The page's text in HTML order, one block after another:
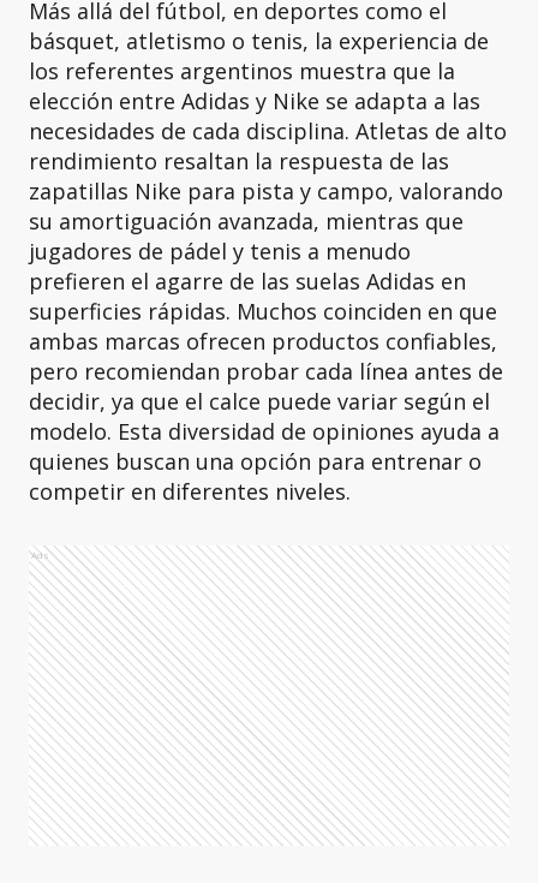
Más allá del fútbol, en deportes como el
básquet, atletismo o tenis, la experiencia de
los referentes argentinos muestra que la
elección entre Adidas y Nike se adapta a las
necesidades de cada disciplina. Atletas de alto
rendimiento resaltan la respuesta de las
zapatillas Nike para pista y campo, valorando
su amortiguación avanzada, mientras que
jugadores de pádel y tenis a menudo
prefieren el agarre de las suelas Adidas en
superficies rápidas. Muchos coinciden en que
ambas marcas ofrecen productos confiables,
pero recomiendan probar cada línea antes de
decidir, ya que el calce puede variar según el
modelo. Esta diversidad de opiniones ayuda a
quienes buscan una opción para entrenar o
competir en diferentes niveles.
Ads